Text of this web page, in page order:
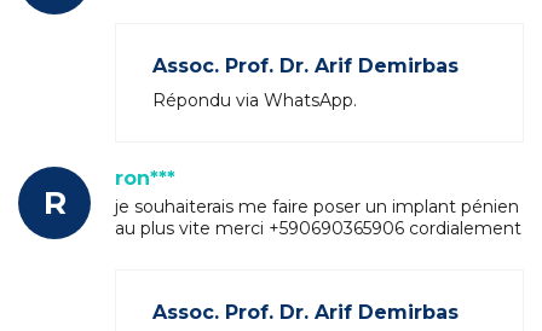
Assoc. Prof. Dr. Arif Demirbas
Répondu via WhatsApp.
R
ron***
je souhaiterais me faire poser un implant pénien
au plus vite merci +590690365906 cordialement
Assoc. Prof. Dr. Arif Demirbas